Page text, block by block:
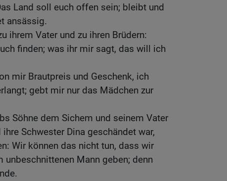
Land soll euch offen sein; bleibt und
ansässig.
ihrem Vater und zu ihren Brüdern:
finden; was ihr mir sagt, das will ich
mir Brautpreis und Geschenk, ich
gebt mir nur das Mädchen zur
Söhne dem Sichem und seinem Vater
Schwester Dina geschändet war,
Wir können das nicht tun, dass wir
unbeschnittenen Mann geben; denn